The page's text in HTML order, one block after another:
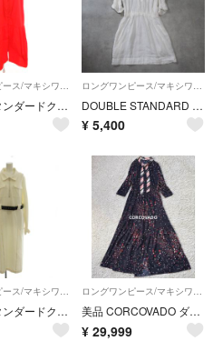
ロングワンピース/マキシワンピース
ダブルスタンダードクロージング ワンピース ドレス ノースリーブ フリル 赤
ロングワンピース/マキシワンピース
DOUBLE STANDARD CLOTHING / リネン ワンピース 麻
¥ 5,400
ロングワンピース/マキシワンピース
ダブルスタンダードクロージング ダブスタ ワンピース 36 白 ホワイト 襟付き
ロングワンピース/マキシワンピース
美品 CORCOVADO ダブルスタンダード取り扱い ボウタイ ワンピース
¥ 29,999